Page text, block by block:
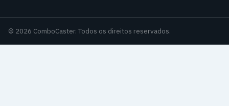
© 2026 ComboCaster. Todos os direitos reservados.